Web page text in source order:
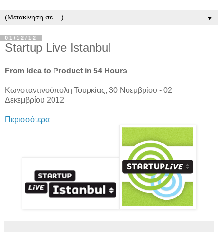
▼
01/12/12
Startup Live Istanbul
From Idea to Product in 54 Hours
Κωνσταντινούπολη Τουρκίας, 30 Νοεμβρίου - 02
Δεκεμβρίου 2012
Περισσότερα